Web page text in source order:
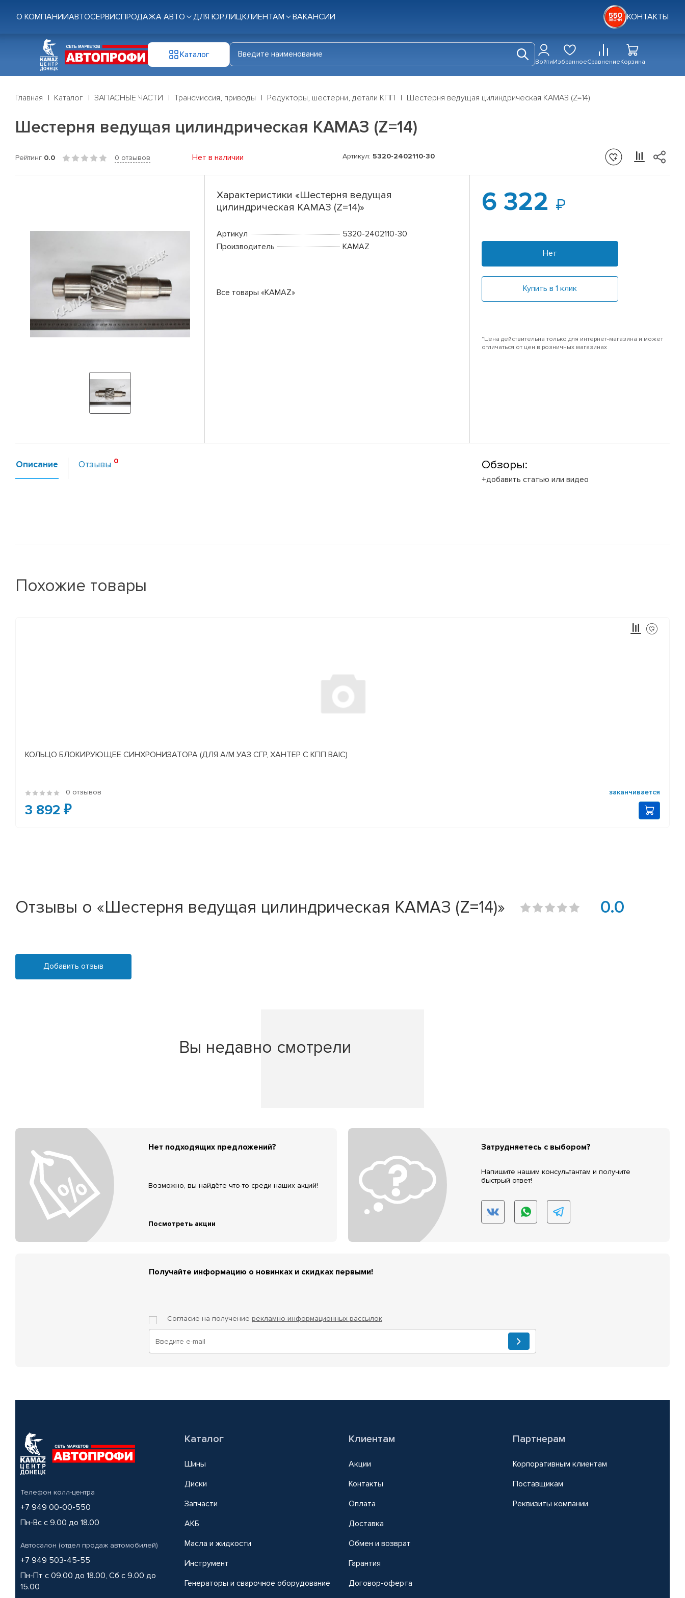
О КОМПАНИИАВТОСЕРВИСПРОДАЖА АВТО ДЛЯ ЮР.ЛИЦКЛИЕНТАМ ВАКАНСИИ КОНТАКТЫ
Каталог
ВойтиИзбранноеСравнениеКорзина
Главная Каталог ЗАПАСНЫЕ ЧАСТИ Трансмиссия, приводы Редукторы, шестерни, детали КПП Шестерня ведущая цилиндрическая КАМАЗ (Z=14)
Шестерня ведущая цилиндрическая КАМАЗ (Z=14)
Рейтинг 0.0 0 отзывов Нет в наличии Артикул: 5320-2402110-30
Характеристики «Шестерня ведущая
цилиндрическая КАМАЗ (Z=14)»
Артикул
5320-2402110-30
Производитель
KAMAZ
Все товары «KAMAZ»
6 322
Нет
Купить в 1 клик
*Цена действительна только для интернет-магазина и может
отличаться от цен в розничных магазинах
Описание Отзывы Обзоры:
+добавить статью или видео
Похожие товары
КОЛЬЦО БЛОКИРУЮЩЕЕ СИНХРОНИЗАТОРА (ДЛЯ А/М УАЗ СГР, ХАНТЕР С КПП BAIC)
0 отзывов заканчивается
3 892 ₽
Отзывы о «Шестерня ведущая цилиндрическая КАМАЗ (Z=14)» 0.0
Добавить отзыв
Вы недавно смотрели
Нет подходящих предложений?
Возможно, вы найдёте что-то среди наших акций!
Посмотреть акции
Затрудняетесь с выбором?
Напишите нашим консультантам и получите
быстрый ответ!
Получайте информацию о новинках и скидках первыми!
Согласие на получение рекламно-информационных рассылок
Телефон колл-центра
+7 949 00-00-550
Пн-Вс с 9.00 до 18.00
Автосалон (отдел продаж автомобилей)
+7 949 503-45-55
Пн-Пт с 09.00 до 18.00, Сб с 9.00 до
15.00
Каталог
Шины
Диски
Запчасти
АКБ
Масла и жидкости
Инструмент
Генераторы и сварочное оборудование
Клиентам
Акции
Контакты
Оплата
Доставка
Обмен и возврат
Гарантия
Договор-оферта
Партнерам
Корпоративным клиентам
Поставщикам
Реквизиты компании